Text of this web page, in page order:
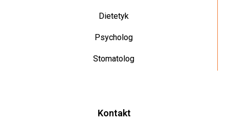
Dietetyk
Psycholog
Stomatolog
Kontakt